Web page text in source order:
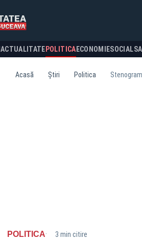
ACTUALITATE POLITICA ECONOMIESOCIAL
Acasă Știri Politica
POLITICA· 3 min citire